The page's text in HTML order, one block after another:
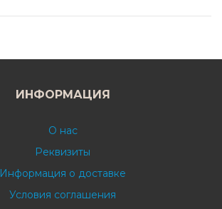
ИНФОРМАЦИЯ
О нас
Реквизиты
Информация о доставке
Условия соглашения